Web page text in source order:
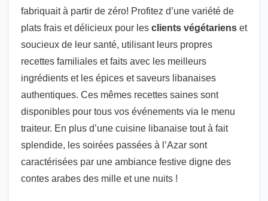
fabriquait à partir de zéro! Profitez d’une variété de
plats frais et délicieux pour les clients végétariens et
soucieux de leur santé, utilisant leurs propres
recettes familiales et faits avec les meilleurs
ingrédients et les épices et saveurs libanaises
authentiques. Ces mêmes recettes saines sont
disponibles pour tous vos événements via le menu
traiteur. En plus d’une cuisine libanaise tout à fait
splendide, les soirées passées à l’Azar sont
caractérisées par une ambiance festive digne des
contes arabes des mille et une nuits !